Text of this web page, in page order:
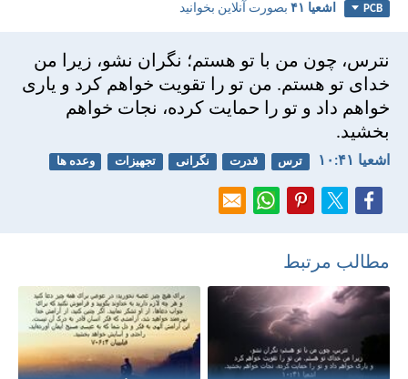
PCB اشعيا ۴۱ بصورت آنلاین بخوانید
نترس، چون من با تو هستم؛ نگران نشو، زيرا من
خدای تو هستم. من تو را تقويت خواهم كرد و ياری
خواهم داد و تو را حمايت كرده، نجات خواهم
بخشيد.
اشعيا ۴۱:‏۱۰ ترس قدرت نگرانی تجهیزات وعده ها
مطالب مرتبط